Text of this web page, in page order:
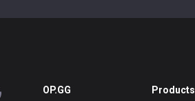
OP.GG Products